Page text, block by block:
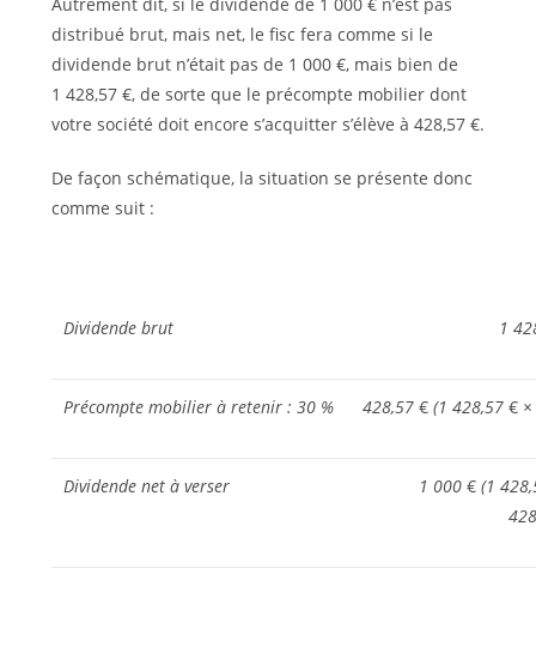
distribué brut, mais net, le fisc fera comme si le
dividende brut n’était pas de 1 000 €, mais bien de
1 428,57 €, de sorte que le précompte mobilier dont
votre société doit encore s’acquitter s’élève à 428,57 €.
De façon schématique, la situation se présente donc
comme suit :
Dividende brut 1
Précompte mobilier à retenir : 30 % 428,57 €(1 428,57 €×
Dividende net à verser 1 000 €(1